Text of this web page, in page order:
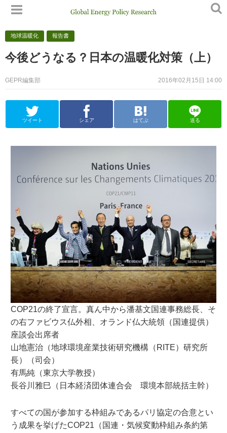
地球温暖化 報告書
今後どうなる？日本の温暖化対策（上）
2016年02月15日 14:00
GEPR編集部
ツイート シェア はてぶ 送る
COP21の終了宣言。真ん中から潘基文国連事務総長、そ
の右ファビウス仏外相、オランド仏大統領（国連提供）
座談会出席者
山地憲治（地球環境産業技術研究機構（RITE）研究所
長）（司会）
有馬純（東京大学教授）
長谷川雅巳（日本経済団体連合会 環境本部統括主幹）
すべての国が参加する枠組みであるパリ協定の合意とい
う成果を挙げたCOP21（国連・気候変動枠組み条約第